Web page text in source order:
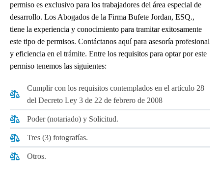
permiso es exclusivo para los trabajadores del área especial de
desarrollo. Los Abogados de la Firma Bufete Jordan, ESQ.,
tiene la experiencia y conocimiento para tramitar exitosamente
este tipo de permisos. Contáctanos aquí para asesoría profesional
y eficiencia en el trámite. Entre los requisitos para optar por este
permiso tenemos las siguientes:
Cumplir con los requisitos contemplados en el artículo 28
del Decreto Ley 3 de 22 de febrero de 2008
Poder (notariado) y Solicitud.
Tres (3) fotografías.
Otros.